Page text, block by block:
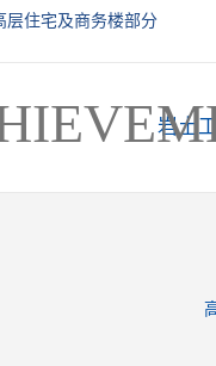
层住宅及商务楼部分
岩土